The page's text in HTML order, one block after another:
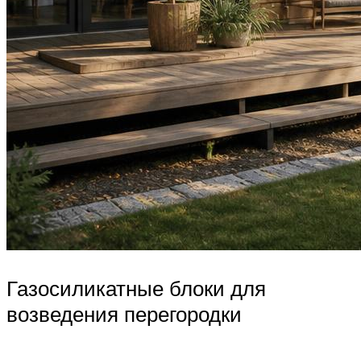
Газосиликатные блоки для
возведения перегородки